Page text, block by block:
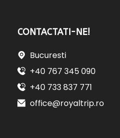
CONTACTATI-NE!
Bucuresti
+40 767 345 090
+40 733 837 771
office@royaltrip.ro